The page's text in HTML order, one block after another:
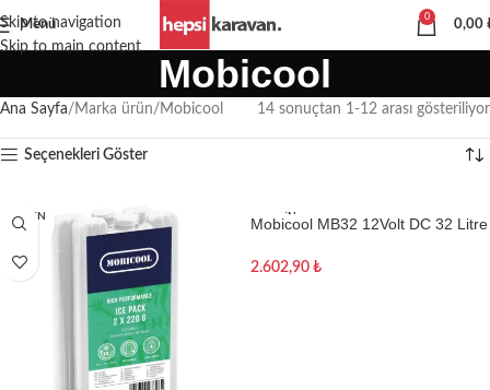
Skip to navigation
Skip to main content
Menü
0
0,00
Mobicool
Ana Sayfa Marka ürün Mobicool 14 sonuçtan 1-12 arası gösteriliyor
Seçenekleri Göster
TÜKEN
DI
TÜKEN
DI
Mobicool MB32 12Volt DC 32 Litre
2.602,90 ₺